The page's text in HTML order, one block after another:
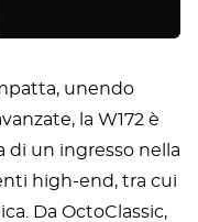
unendo
la W172 è
un ingresso nella
high-end, tra cui
Da OctoClassic,